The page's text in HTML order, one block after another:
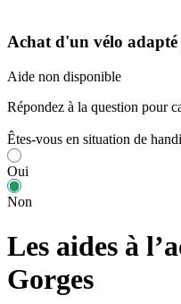
Achat d'un vélo
Aide non disponible
Répondez à la question pour
Êtes-vous en situation de
Oui
Non
Les aides à
Gorges